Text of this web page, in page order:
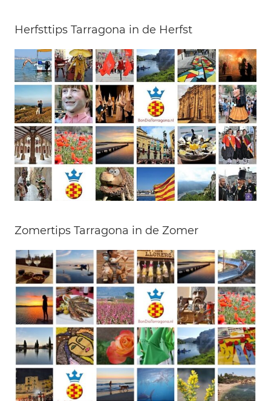
Herfsttips Tarragona in de Herfst
Zomertips Tarragona in de Zomer